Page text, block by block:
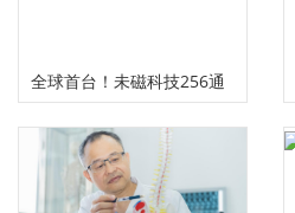
全球首台！未磁科技256通
道无液氦脑磁图仪及芯片化
原子磁力计正式发布